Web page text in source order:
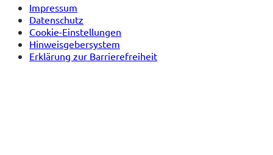
Impressum
Datenschutz
Cookie-Einstellungen
Hinweisgebersystem
Erklärung zur Barrierefreiheit